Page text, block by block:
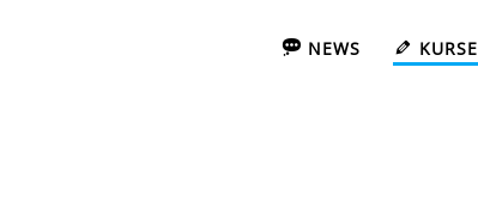
NEWS KURSE